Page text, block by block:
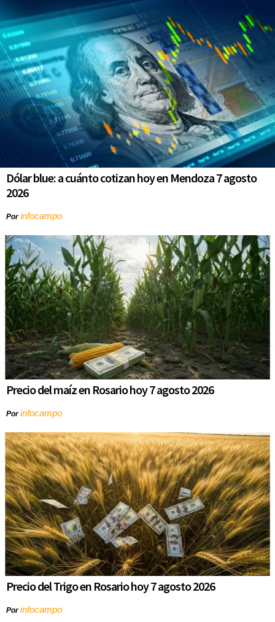
Dólar blue: a cuánto cotizan hoy en Mendoza 7 agosto
2026
Porinfocampo
Precio del maíz en Rosario hoy 7 agosto 2026
Porinfocampo
Precio del Trigo en Rosario hoy 7 agosto 2026
Porinfocampo